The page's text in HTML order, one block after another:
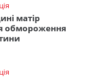
матір
обмороження